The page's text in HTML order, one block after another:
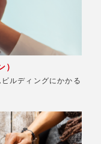
ルディングにかかる